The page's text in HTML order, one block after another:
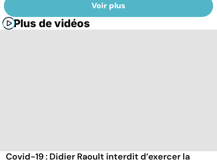
Voir plus
Plus de vidéos
Covid-19 : Didier Raoult interdit d’exercer la